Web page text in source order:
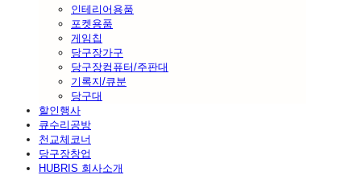
인테리어용품
포켓용품
게임칩
당구장가구
당구장컴퓨터/주판대
기록지/큐분
당구대
할인행사
큐수리공방
천교체코너
당구장창업
HUBRIS 회사소개